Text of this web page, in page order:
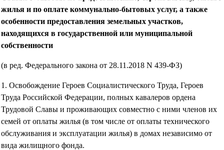
жилья и по оплате коммунально-бытовых услуг, а также
особенности предоставления земельных участков,
находящихся в государственной или муниципальной
собственности
(в ред. Федерального закона от 28.11.2018 N 439-ФЗ)
1. Освобождение Героев Социалистического Труда, Героев
Труда Российской Федерации, полных кавалеров ордена
Трудовой Славы и проживающих совместно с ними членов их
семей от оплаты жилья (в том числе от оплаты технического
обслуживания и эксплуатации жилья) в домах независимо от
вида жилищного фонда.